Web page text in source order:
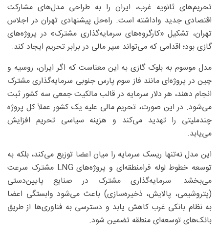
تحریم‌های ثانویه غرب، ایران را به طراحی مدل‌های مشارکت
اقتصادی جدید واداشته است. راه‌حل پیشنهادی تهران در اجلاس
تهران، تشکیل «کارگروه‌های سرمایه‌گذاری مشترک» در پروژه‌های
گازی بود؛ اقدامی که می‌تواند سپر مالی در برابر تحریم ایجاد کند.
مدل موسوم به بلوک گازی به این معناست که اگر ایران، روسیه و
چین در پروژه‌ای مانند فاز سوم پارس جنوبی سرمایه‌گذاری مشترک
انجام دهند، هر دلار سرمایه در قالب مالکیت جمعی سه کشور ثبت
می‌شود. در این صورت، تحریم مالی علیه یک کشور عملاً کل پروژه
چندملیتی را تهدید می‌کند و هزینه سیاسی تحریم افزایش
می‌یابد.
این مدل نه‌تنها ریسک سرمایه را میان اعضا توزیع می‌کند، بلکه به
توسعه خطوط لوله فرامنطقه‌ای و پروژه‌های LNG مشترک سرعت
می‌بخشد. سرمایه‌گذاری مشترک در صنایع پایین‌دستی
(پتروشیمی، پالایش، ذخیره‌سازی) باعث می‌شود وابستگی اعضا
به نظام بانکی غرب کاهش یابد و دسترسی به فناوری‌ها از طریق
بانک‌های توسعه‌ای منطقه تضمین شود.